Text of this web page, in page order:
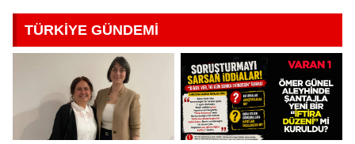
TÜRKİYE GÜNDEMİ